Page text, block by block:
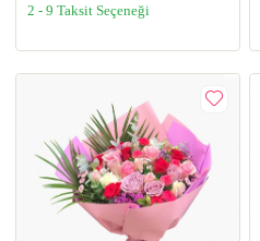
2 - 9 Taksit Seçeneği